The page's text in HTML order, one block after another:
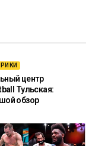
центр
Тульская:
обзор